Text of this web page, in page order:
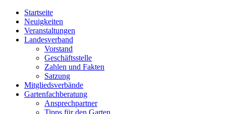
Startseite
Neuigkeiten
Veranstaltungen
Landesverband
Vorstand
Geschäftsstelle
Zahlen und Fakten
Satzung
Mitgliedsverbände
Gartenfachberatung
Ansprechpartner
Tipps für den Garten